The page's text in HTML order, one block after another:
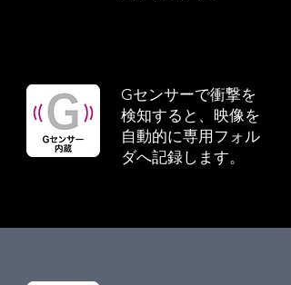
Gセンサーで衝撃を
検知すると、映像を
自動的に専用フォル
ダへ記録します。